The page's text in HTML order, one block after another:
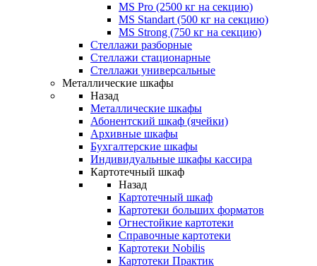
MS Pro (2500 кг на секцию)
MS Standart (500 кг на секцию)
MS Strong (750 кг на секцию)
Стеллажи разборные
Стеллажи стационарные
Стеллажи универсальные
Металлические шкафы
Назад
Металлические шкафы
Абонентский шкаф (ячейки)
Архивные шкафы
Бухгалтерские шкафы
Индивидуальные шкафы кассира
Картотечный шкаф
Назад
Картотечный шкаф
Картотеки больших форматов
Огнестойкие картотеки
Справочные картотеки
Картотеки Nobilis
Картотеки Практик